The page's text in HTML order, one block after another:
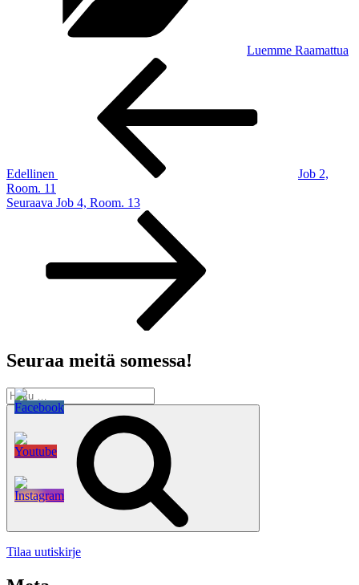
Luemme Raamattua
Edellinen
Job 2,
Room. 11
Seuraava
Seuraava Job 4, Room. 13
Seuraa meitä somessa!
Etsi:
Tilaa uutiskirje